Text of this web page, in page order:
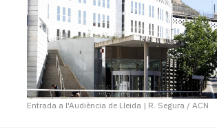
Entrada a l'Audiència de Lleida | R. Segura / ACN